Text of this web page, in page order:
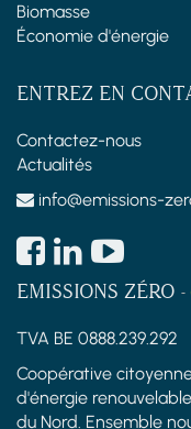
Biomasse
Économie d'énergie
ENTREZ EN
Contactez-nous
Actualités
info@emissions-
EMISSIONS ZÉRO -
TVA BE 0888.239.292
Coopérative
d'énergie
du Nord. Ensemble